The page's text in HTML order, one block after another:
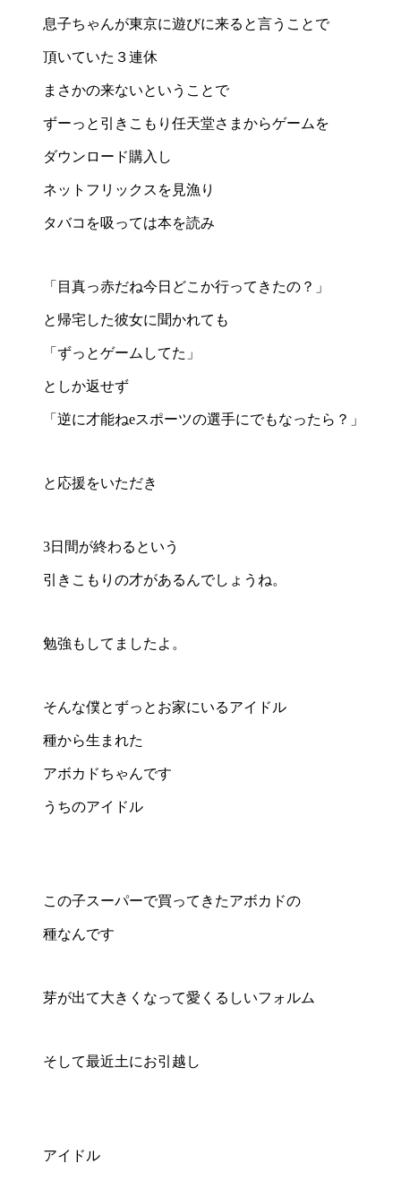
息子ちゃんが東京に遊びに来ると言うことで
頂いていた３連休
まさかの来ないということで
ずーっと引きこもり任天堂さまからゲームを
ダウンロード購入し
ネットフリックスを見漁り
タバコを吸っては本を読み
「目真っ赤だね今日どこか行ってきたの？」
と帰宅した彼女に聞かれても
「ずっとゲームしてた」
としか返せず
「逆に才能ねeスポーツの選手にでもなったら？」
と応援をいただき
3日間が終わるという
引きこもりの才があるんでしょうね。
勉強もしてましたよ。
そんな僕とずっとお家にいるアイドル
種から生まれた
アボカドちゃんです
うちのアイドル
この子スーパーで買ってきたアボカドの
種なんです
芽が出て大きくなって愛くるしいフォルム
そして最近土にお引越し
アイドル